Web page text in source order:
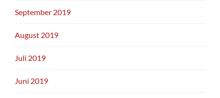
September 2019
August 2019
Juli 2019
Juni 2019